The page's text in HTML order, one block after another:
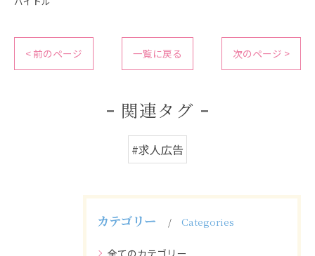
< 前のページ 一覧に戻る 次のページ >
関連タグ
#求人広告
カテゴリー Categories
全てのカテゴリー